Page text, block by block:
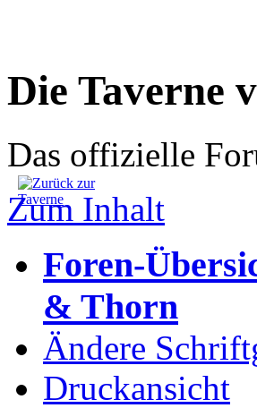
Die Taverne
Das offizielle
Zum Inhalt
Foren-
& Thorn
Ändere
Druckansicht